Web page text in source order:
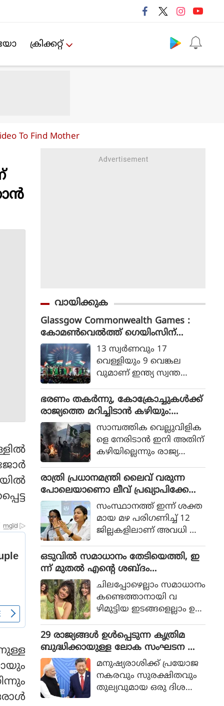
ക്രിക്കറ്റ്‌
To Find Mother
വായിക്കുക
Glassgow Commonwealth Games :
കോമൺവെൽത്ത് ഗെയിംസിന്
ഗ്ലാസ്ഗോയിൽ കൊടിയിറങ്ങി, മെഡ
ൽ നേട്ടത്തിൽ ഇന്ത്യ നാലാമത്
13 സ്വര്‍ണവും 17
വെള്ളിയും 9 വെങ്കല
വുമാണ് ഇന്ത്യ സ്വന്ത
ഭരണം തകര്‍ന്നു, കോക്രോച്ചുകള്‍ക്ക്
രാജ്യത്തെ മറിച്ചിടാന്‍ കഴിയും:
പാകിസ്ഥാന്‍ ആഭ്യന്തര മന്ത്രി
മൊഹ്സിന്‍ നഖ്വി
സാമ്പത്തിക വെല്ലുവിളിക
ളെ നേരിടാന്‍ ഇനി അതിന്
കഴിയില്ലെന്നും രാജ്യത്തെ
മൊഹ്സിന്‍ നഖ്വി
വ്യാഴാഴ്ച പറഞ്ഞു. കര
സേനാ മേധാവി ഫീല്‍ഡ്
മാര്‍ഷല്‍ സയ്യിദ് അസിം
മുനീറിന്റെ അടുത്ത
യാളായി അറിയപ്പെടുന്ന ന
ഖ്വി പാകിസ്ഥാന്റെ
കോക്രോച്ചുകള്‍ ഒ
ന്നിച്ചാല്‍ രാജ്യത്തെ മ
റിച്ചിടാന്‍ കഴിയുമെന്ന് പറ
ഞ്ഞു.
രാത്രി പ്രധാനമന്ത്രി ലൈവ് വരുന്ന
പോലെയാണൊ ലീവ് പ്രഖ്യാപിക്കേണ്ട
ത്, എറണാകുളം ജില്ലാ കളക്ടർ
ക്കെതിരെ വിമർശനം
സംസ്ഥാനത്ത് ഇന്ന് ശക്ത
മായ മഴ പരിഗണിച്ച് 12
ജില്ലകളിലാണ് അവധി പ്ര
ഒടുവില്‍ സമാധാനം തേടിയെത്തി, ഇ
ന്ന് മുതല്‍ എന്റെ ശബ്ദം
തിരെഞ്ഞെടുക്കുന്നു, പോസ്റ്റുമായി
അനുപമ പരമേശ്വരന്‍, ഒരു ബ്രെയ്ക്ക
പ്പ് മണക്കുന്നുവെന്ന് സോഷ്യല്‍
മീഡിയ
ചിലപ്പോഴെല്ലാം സമാധാനം
കണ്ടെത്താനായി വ
ഴിമുട്ടിയ ഇടങ്ങളെല്ലാം ഉ
രും.
29 രാജ്യങ്ങള്‍ ഉള്‍പ്പെടുന്ന കൃത്രിമ
ബുദ്ധിക്കായുള്ള ലോക സംഘടന ആ
രംഭിച്ച് ചൈന; ഇന്ത്യ ഇല്ലമനുഷ്യരാശിക്ക് പ്രയോജ
നകരവും സുരക്ഷിതവും
തുല്യവുമായ ഒരു ദിശ